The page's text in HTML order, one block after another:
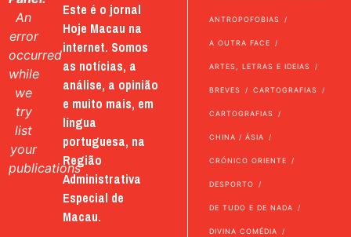
An
error
occurred
while
we
try
list
your
publications
Este é o jornal
Hoje Macau na
internet. Somos
as notícias, a
análise, a opinião
e muito mais, em
língua
portuguesa, na
Região
Administrativa
Especial de
Macau.
ANTROPOFOBIAS
A OUTRA FACE
ARTES, LETRAS E IDEIAS
BREVES CARTOGRAFIAS
CARTOGRAFIAS
CHINA / ÁSIA
CRÓNICO ORIENTE
DESPORTO
DE TUDO E DE NADA
DIVINA COMÉDIA